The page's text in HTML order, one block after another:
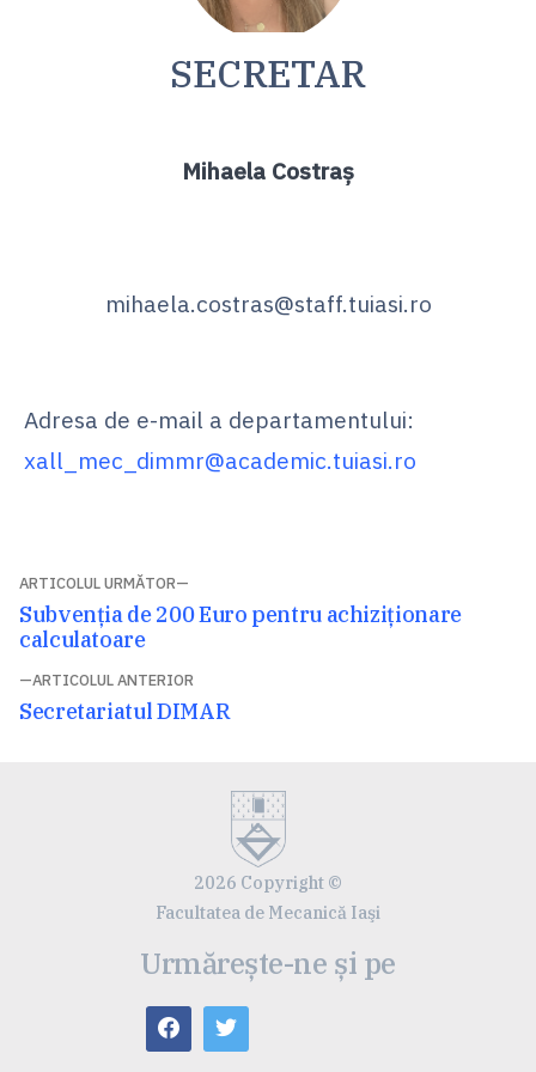
SECRETAR
Mihaela Costraș
mihaela.costras@staff.tuiasi.ro
Adresa de e-mail a departamentului:
xall_mec_dimmr@academic.tuiasi.ro
Navigare
în
articole
ARTICOLUL ANTERIOR
Articolul
Secretariatul DIMAR
ARTICOLUL URMĂTOR
Articolul
următor:
Subvenția de 200 Euro pentru achiziționare
calculatoare
2026 Copyright ©
Facultatea de Mecanică Iaşi
Urmărește-ne și pe